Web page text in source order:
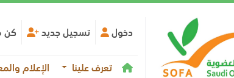
دخول تسجيل جديد كن
تعرف علينا
الإعلام